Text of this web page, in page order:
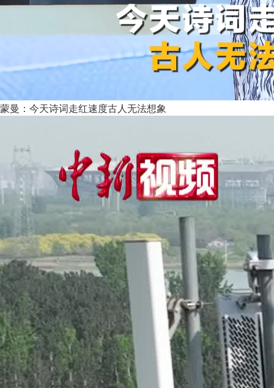
蒙曼：今天诗词走红速度古人无法想象